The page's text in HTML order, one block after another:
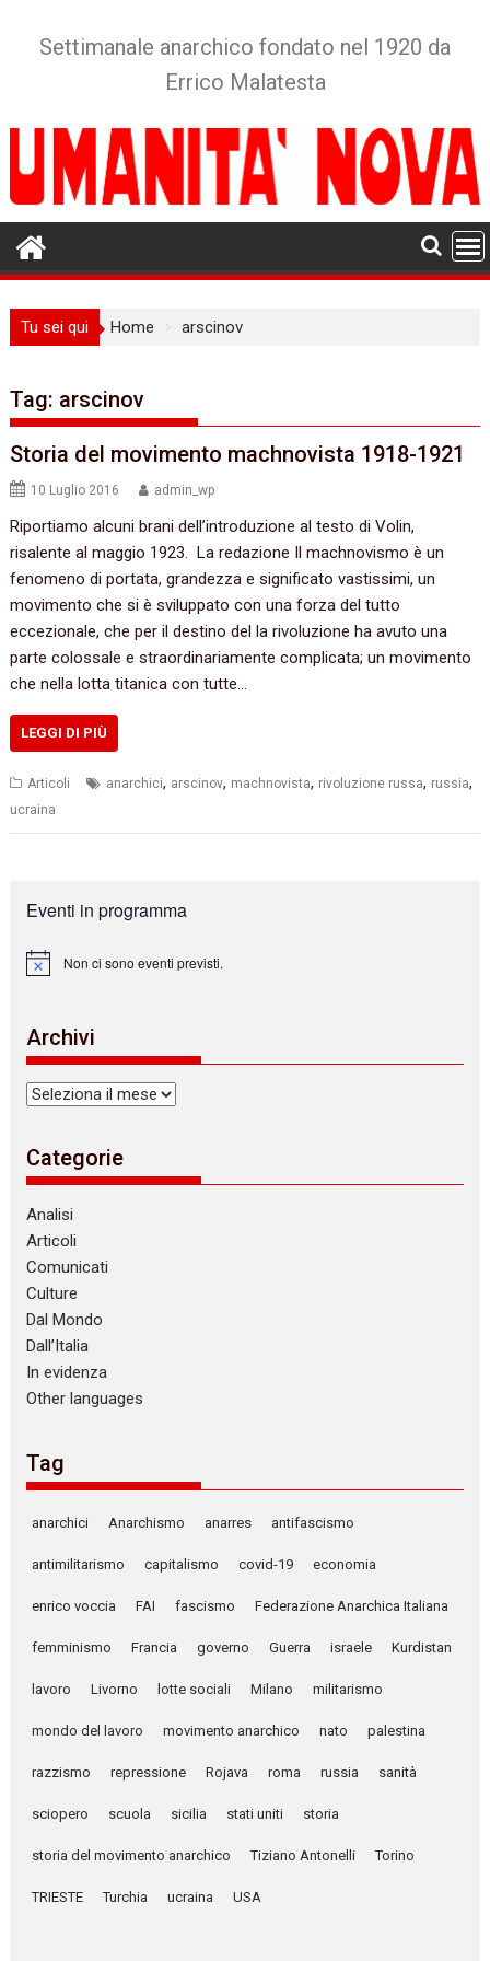
Settimanale anarchico fondato nel 1920 da
Errico Malatesta
Tu sei qui Home arscinov
Tag: arscinov
Storia del movimento machnovista‭ ‬1918-1921
10 Luglio 2016 admin_wp
Riportiamo alcuni brani dell’introduzione al testo di Volin,‭
‬risalente al maggio‭ ‬1923. ‬ La redazione Il machnovismo è un
fenomeno di portata,‭ ‬grandezza e significato vastissimi,‭ ‬un
movimento che si è sviluppato con una forza del tutto
eccezionale,‭ ‬che per il destino del la rivoluzione ha avuto una
parte colossale e straordinariamente complicata‭; ‬un movimento
che nella lotta titanica con tutte…
LEGGI DI PIÙ
Articoli anarchici, arscinov, machnovista, rivoluzione russa, russia,
ucraina
Eventi in programma
N
c
e
Non ci sono eventi previsti.
Archivi
Archivi
Categorie
Analisi
Articoli
Comunicati
Culture
Dal Mondo
Dall’Italia
In evidenza
Other languages
Tag
anarchici Anarchismo anarres antifascismo
antimilitarismo capitalismo covid-19 economia
enrico voccia FAI fascismo Federazione Anarchica Italiana
femminismo Francia governo Guerra israele Kurdistan
lavoro Livorno lotte sociali Milano militarismo
mondo del lavoro movimento anarchico nato palestina
razzismo repressione Rojava roma russia sanità
sciopero scuola sicilia stati uniti storia
storia del movimento anarchico Tiziano Antonelli Torino
TRIESTE Turchia ucraina USA